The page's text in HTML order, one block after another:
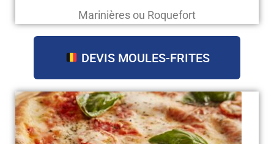
Marinières ou Roquefort
DEVIS MOULES-FRITES